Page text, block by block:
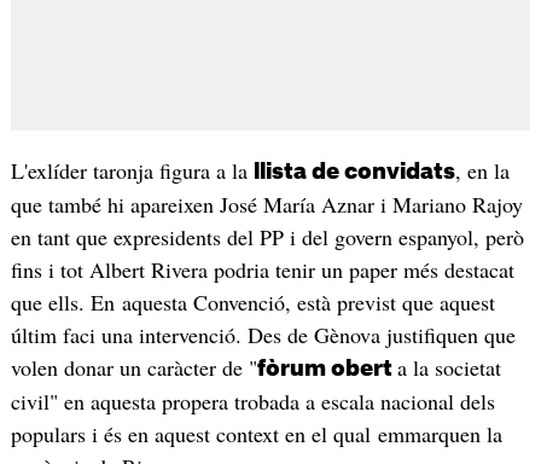
L'exlíder taronja figura a la llista de convidats, en la
que també hi apareixen José María Aznar i Mariano Rajoy
en tant que expresidents del PP i del govern espanyol, però
fins i tot Albert Rivera podria tenir un paper més destacat
que ells. En aquesta Convenció, està previst que aquest
últim faci una intervenció. Des de Gènova justifiquen que
volen donar un caràcter de "fòrum obert a la societat
civil" en aquesta propera trobada a escala nacional dels
populars i és en aquest context en el qual emmarquen la